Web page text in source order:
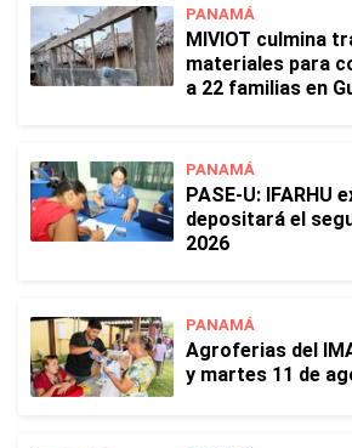
PANAMÁ
MIVIOT culmina
materiales para
a 22 familias en
PANAMÁ
PASE-U: IFARHU
depositará el
2026
PANAMÁ
Agroferias del
y martes 11 de